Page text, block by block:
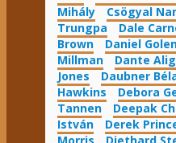
Mihály
Csögyal
Trungpa
Dale
Brown
Daniel
Millman
Dante
Jones
Daubner
Hawkins
Debora
Tannen
Deepak
István
Derek